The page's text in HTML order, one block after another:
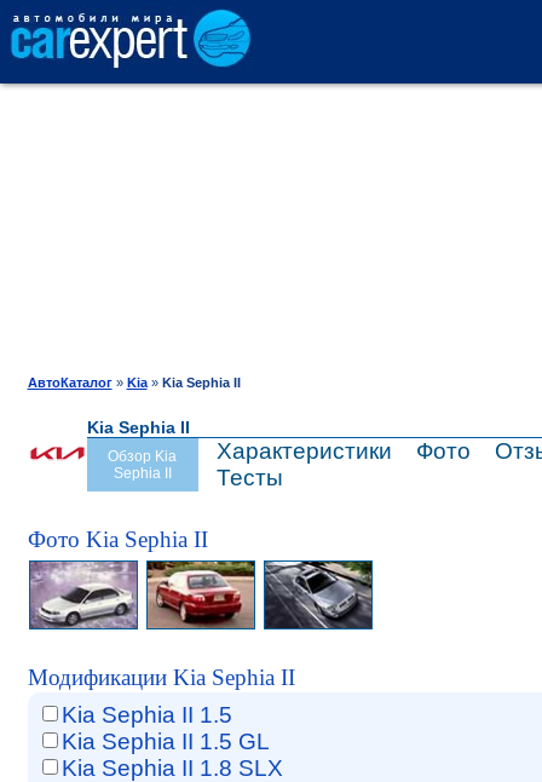
ПРОДАЖА
АвтоКаталог» Kia» Kia Sephia II
Kia Sephia II
Обзор Kia
Sephia II
Характеристики Фото
Тесты
Фото Kia Sephia II
Модификации Kia Sephia II
Kia Sephia II 1.5
Kia Sephia II 1.5 GL
Kia Sephia II 1.8 SLX